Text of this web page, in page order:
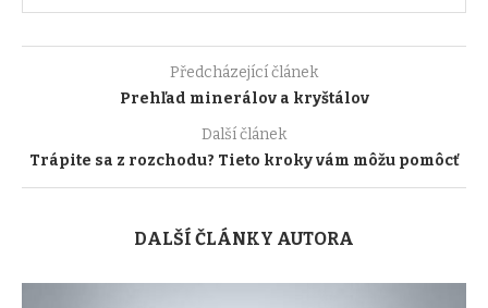
Předcházející článek
Prehľad minerálov a kryštálov
Další článek
Trápite sa z rozchodu? Tieto kroky vám môžu pomôcť
DALŠÍ ČLÁNKY AUTORA